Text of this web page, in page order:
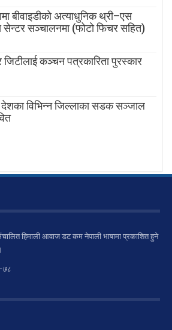
बीवाइडीको अत्याधुनिक थ्री–एस
सेन्टर सञ्चालनमा (फोटो फिचर सहित)
जिटीलाई कञ्चन पत्रकारिता पुरस्कार
देशका विभिन्न जिल्लाका सडक सञ्जाल
संचालित हिमाली आवाज डट कम नेपाली भाषामा प्रकाशित हुने